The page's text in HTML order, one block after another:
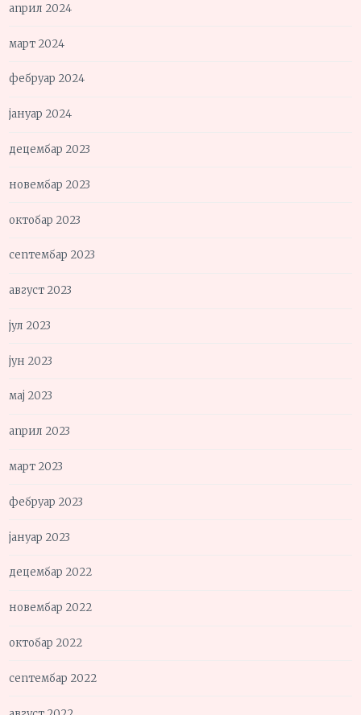
април 2024
март 2024
фебруар 2024
јануар 2024
децембар 2023
новембар 2023
октобар 2023
септембар 2023
август 2023
јул 2023
јун 2023
мај 2023
април 2023
март 2023
фебруар 2023
јануар 2023
децембар 2022
новембар 2022
октобар 2022
септембар 2022